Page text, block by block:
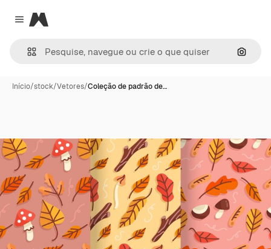
Close menu
Magnific
Início/stock/Vetores/Coleção de padrão de…